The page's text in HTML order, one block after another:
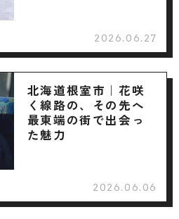
2026.06.27
北海道根室市｜花咲
く線路の、その先へ
最東端の街で出会っ
た魅力
2026.06.06